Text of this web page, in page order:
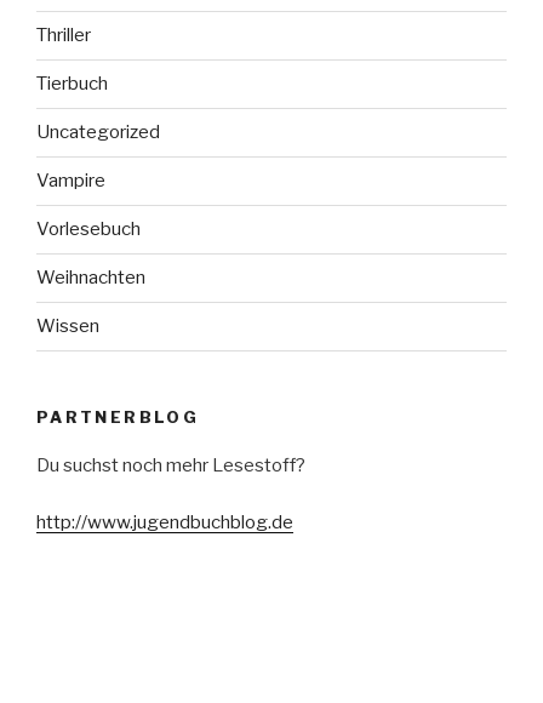
Thriller
Tierbuch
Uncategorized
Vampire
Vorlesebuch
Weihnachten
Wissen
PARTNERBLOG
Du suchst noch mehr Lesestoff?
http://www.jugendbuchblog.de